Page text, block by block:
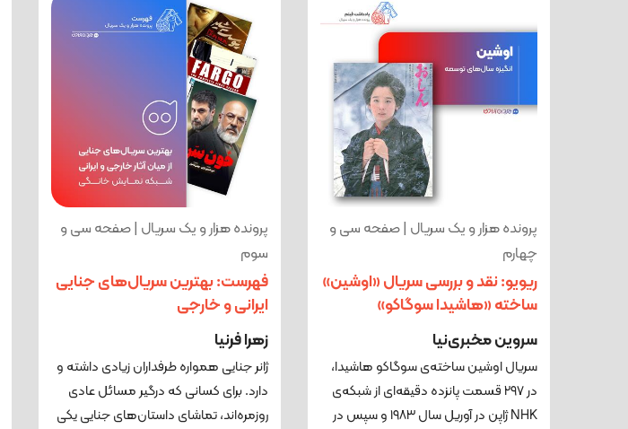
پرونده هزار و یک سریال | صفحه سی‌ و
چهارم
ریویو: نقد و بررسی سریال «اوشین»
ساخته «هاشیدا سوگاکو»
سروین مخبری‌نیا
سریال اوشین ساخته‌ی سوگاکو هاشیدا،
در ۲۹۷ قسمت پانزده دقیقه‌ای از شبکه‌ی
NHK ژاپن در آوریل سال ۱۹۸۳ و سپس در
پرونده هزار و یک سریال | صفحه سی و
سوم
فهرست: بهترین سریال‌های جنایی
ایرانی و خارجی
زهرا فرنیا
ژانر جنایی همواره طرفداران زیادی داشته و
دارد. برای کسانی که درگیر مسائل عادی
روزمره‌اند، تماشای داستان‌های جنایی یکی